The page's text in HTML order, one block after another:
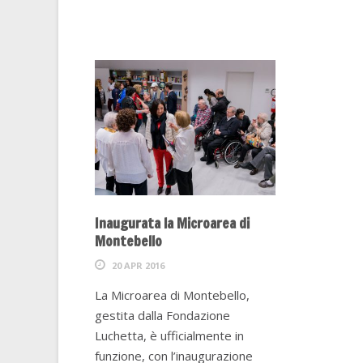
Inaugurata la Microarea di
Montebello
20 APR 2016
La Microarea di Montebello,
gestita dalla Fondazione
Luchetta, è ufficialmente in
funzione, con l’inaugurazione